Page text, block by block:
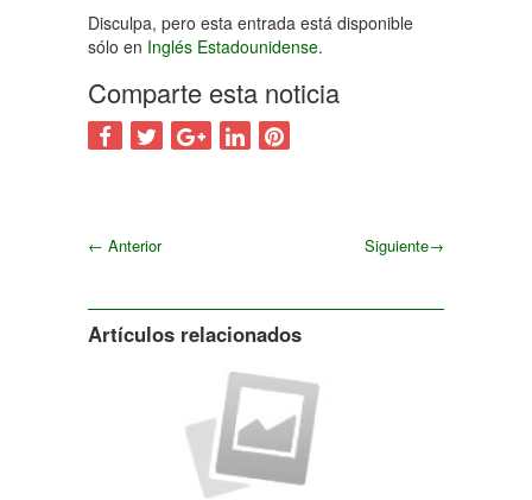
Disculpa, pero esta entrada está disponible
sólo en Inglés Estadounidense.
Comparte esta noticia
← Anterior Siguiente→
Artículos relacionados